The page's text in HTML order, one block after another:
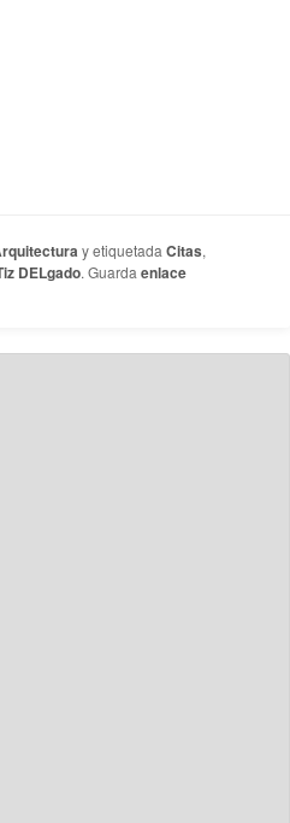
y etiquetadaCitas,
DELgado. Guardaenlace